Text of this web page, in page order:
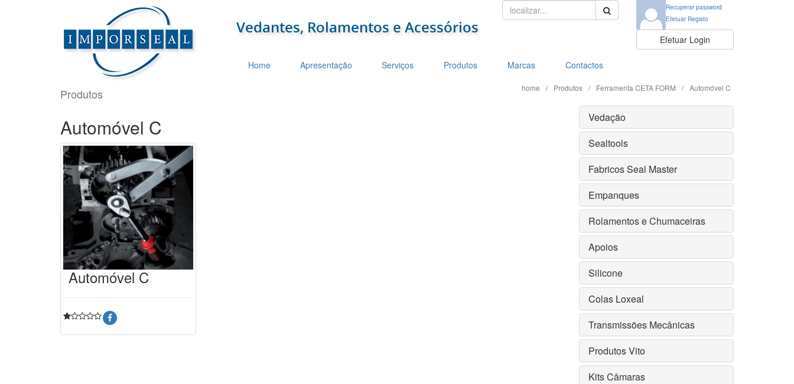
localizar:
Home Apresentação Serviços Produtos Marcas Contactos
Recuperar password
Efetuar Registo
Efetuar Login
Produtos home / Produtos / Ferramenta CETA FORM / Automóvel C
Automóvel C
Automóvel C
Vedação
Sealtools
Fabricos Seal Master
Empanques
Rolamentos e Chumaceiras
Apoios
Silicone
Colas Loxeal
Transmissões Mecânicas
Produtos Vito
Kits Câmaras